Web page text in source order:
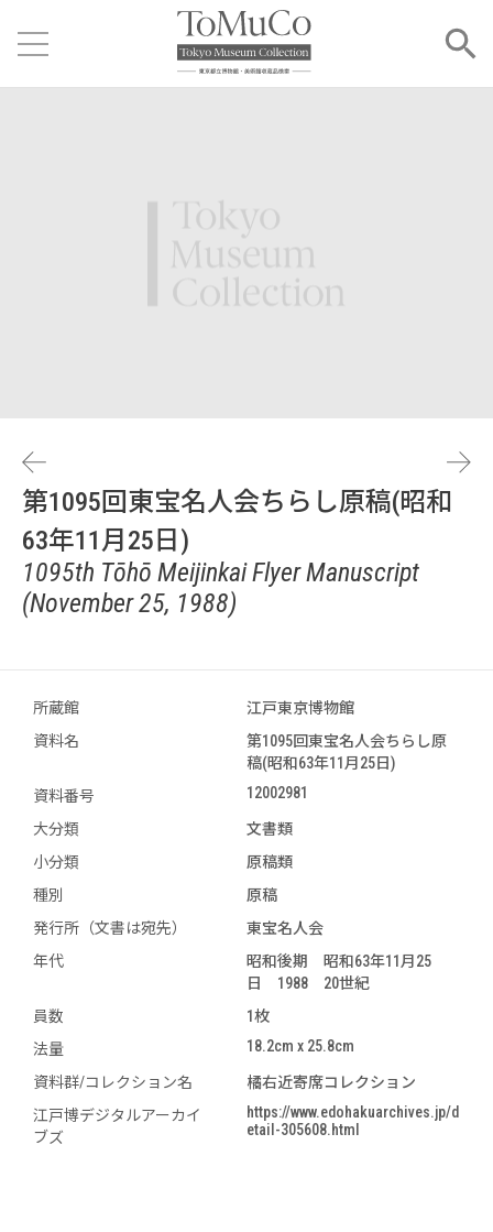
第1095回東宝名人会ちらし原稿(昭和
63年11月25日)
1095th Tōhō Meijinkai Flyer Manuscript
(November 25, 1988)
所蔵館
江戸東京博物館
資料名
第1095回東宝名人会ちらし原
稿(昭和63年11月25日)
資料番号
12002981
大分類
文書類
小分類
原稿類
種別
原稿
発行所（文書は宛先）
東宝名人会
年代
昭和後期 昭和63年11月25
日 1988 20世紀
員数
1枚
法量
18.2cm x 25.8cm
資料群/コレクション名
橘右近寄席コレクション
江戸博デジタルアーカイ
ブズ
https://www.edohakuarchives.jp/d
etail-305608.html